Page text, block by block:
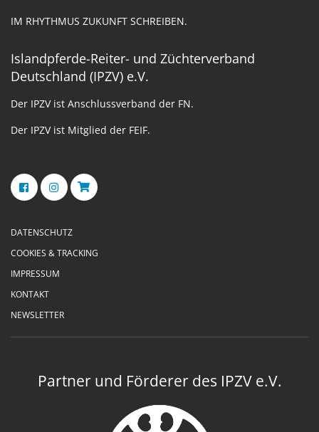
IM RHYTHMUS ZUKUNFT SCHREIBEN.
Islandpferde-Reiter- und Züchterverband
Deutschland (IPZV) e.V.
Der IPZV ist Anschlussverband der FN.
Der IPZV ist Mitglied der FEIF.
DATENSCHUTZ
COOKIES & TRACKING
IMPRESSUM
KONTAKT
NEWSLETTER
Partner und Förderer des IPZV e.V.